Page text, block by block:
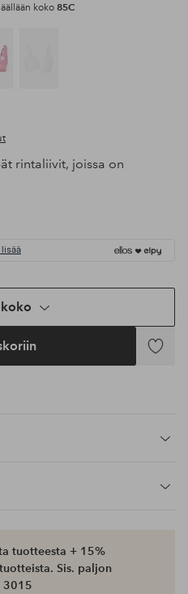
koko 85C
rintaliivit, joissa on
lisää
Lisää
tuotteesta + 15%
Sis. paljon
3015